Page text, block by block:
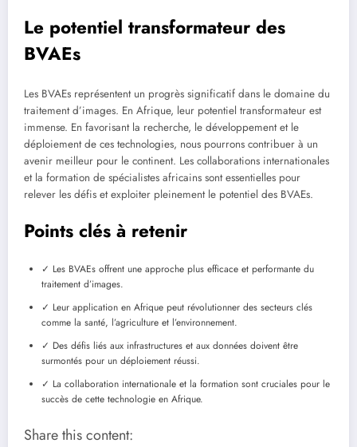
Le potentiel transformateur des
BVAEs
Les BVAEs représentent un progrès significatif dans le domaine du
traitement d’images. En Afrique, leur potentiel transformateur est
immense. En favorisant la recherche, le développement et le
déploiement de ces technologies, nous pourrons contribuer à un
avenir meilleur pour le continent. Les collaborations internationales
et la formation de spécialistes africains sont essentielles pour
relever les défis et exploiter pleinement le potentiel des BVAEs.
Points clés à retenir
✓ Les BVAEs offrent une approche plus efficace et performante du
traitement d’images.
✓ Leur application en Afrique peut révolutionner des secteurs clés
comme la santé, l’agriculture et l’environnement.
✓ Des défis liés aux infrastructures et aux données doivent être
surmontés pour un déploiement réussi.
✓ La collaboration internationale et la formation sont cruciales pour le
succès de cette technologie en Afrique.
Share this content: